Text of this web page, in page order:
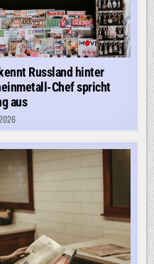
Russland hinter
Chef spricht
aus